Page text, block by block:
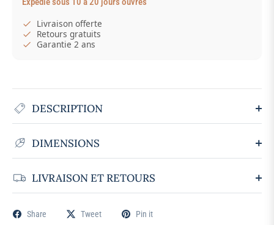
Livraison offerte
Retours gratuits
Garantie 2 ans
DESCRIPTION
DIMENSIONS
LIVRAISON ET RETOURS
Share Tweet Pin it